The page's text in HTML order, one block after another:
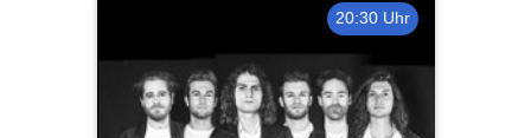
20:30 Uhr